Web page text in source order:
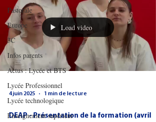
Pastorale
Europe
3C
Infos parents
Actus : Lycée et BTS
Lycée Professionnel
Lycée technologique
Enseignement supérieur
Load video
4 juin 2025 1 min de lecture
DEAP - Présentation de la formation (avril